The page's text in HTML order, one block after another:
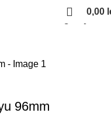
0,00
Antikolt fogantyuk
96mm